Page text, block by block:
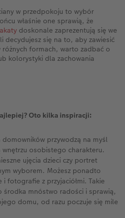
w przedpokoju to wybór
właśnie one sprawią, że
doskonale zaprezentują się we
decydujesz się na to, aby zawiesić
formach, warto zadbać o
kolorystyki dla zachowania
Oto kilka inspiracji:
domowników przywodzą na myśl
wnętrzu osobistego charakteru.
ujęcia dzieci czy portret
wyborem. Możesz ponadto
fotografie z przyjaciółmi. Takie
środka mnóstwo radości i sprawią,
domu, od razu poczuje się mile